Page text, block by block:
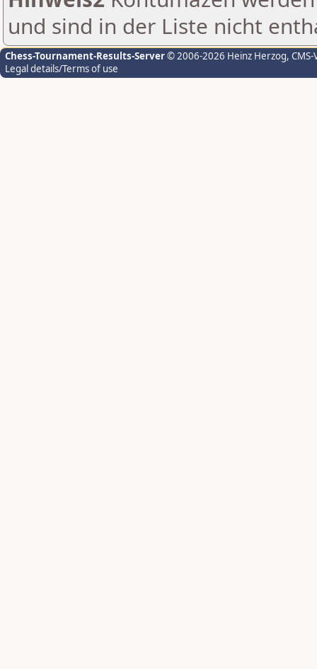
und sind in der Liste nicht
Chess-Tournament-Results-Server© 2006-2026 Heinz Herzog,
Legal details/Terms of use